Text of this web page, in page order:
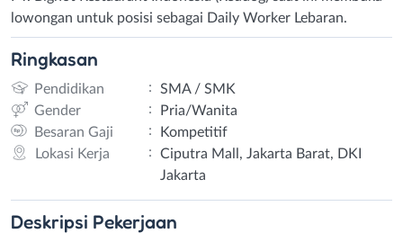
lowongan untuk posisi sebagai Daily Worker Lebaran.
Ringkasan
Pendidikan :
SMA / SMK
Gender
:
Pria/Wanita
Besaran Gaji
:
Kompetitif
Lokasi Kerja
:
Ciputra Mall, Jakarta Barat, DKI
Jakarta
Deskripsi Pekerjaan